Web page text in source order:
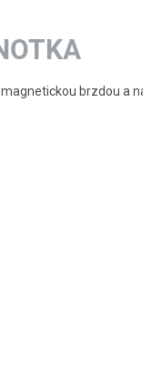
brzdou a